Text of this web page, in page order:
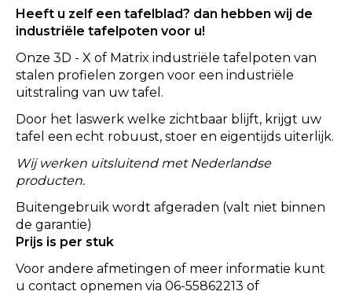
Heeft u zelf een tafelblad? dan hebben wij de
industriële tafelpoten voor u!
Onze 3D - X of Matrix industriële tafelpoten van
stalen profielen zorgen voor een industriële
uitstraling van uw tafel.
Door het laswerk welke zichtbaar blijft, krijgt uw
tafel een echt robuust, stoer en eigentijds uiterlijk.
Wij werken uitsluitend met Nederlandse
producten.
Buitengebruik wordt afgeraden (valt niet binnen
de garantie)
Prijs is per stuk
Voor andere afmetingen of meer informatie kunt
u contact opnemen via 06-55862213 of